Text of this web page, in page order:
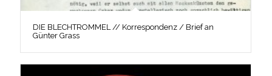
DIE BLECHTROMMEL // Korrespondenz / Brief an
Günter Grass